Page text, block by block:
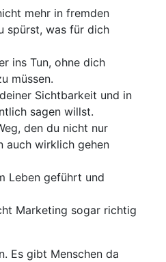
mehr in fremden
spürst, was für dich
ins Tun, ohne dich
müssen.
Sichtbarkeit und in
sagen willst.
den du nicht nur
auch wirklich gehen
Leben geführt und
Marketing sogar richtig
Es gibt Menschen da